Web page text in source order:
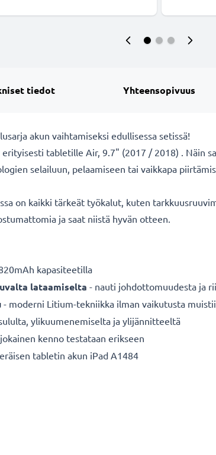
tiedot Yhteensopivuus
akun vaihtamiseksi edullisessa setissä!
erityisesti tabletille Air, 9.7" (2017 / 2018) .
selailuun, pelaamiseen tai vaikkapa
on kaikki tärkeät työkalut, kuten
ja saat niistä hyvän otteen.
kapasiteetilla
lataamiselta - nauti johdottomuudesta ja
- moderni Litium-tekniikka ilman vaikutusta
ylikuumenemiselta ja ylijännitteeltä
kenno testataan erikseen
tabletin akun iPad A1484